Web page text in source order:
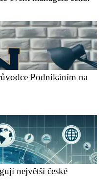
Podnikáním na
největší české